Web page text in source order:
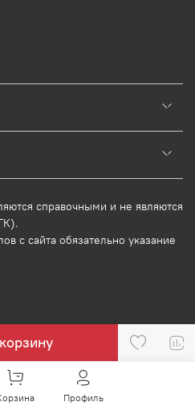
справочными и не являются
с сайта обязательно указание
Профиль